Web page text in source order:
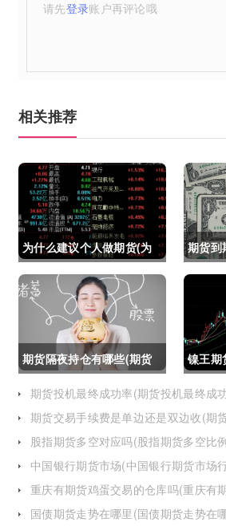
请先登录账户再评论哦
相关推荐
为什么建议个人做期货(为
什么建议个人做期货交易)
期货到
吗吗(
怎么办)
期货隔夜持仓有哪些(期货
隔夜持仓有哪些风险)
镍王期
是看跌
期货投机最终成功率(期货投机最终成
期货交易手续费是单边还是双边收(期
是双边收费)
股指期货多空对应吗(股指期货多空比
中国银行期货市场(中国银行期货市场
重庆有期货鸡蛋交易的仓库吗(重庆有
在哪里)
国债期货走势在哪里(国债期货走势在